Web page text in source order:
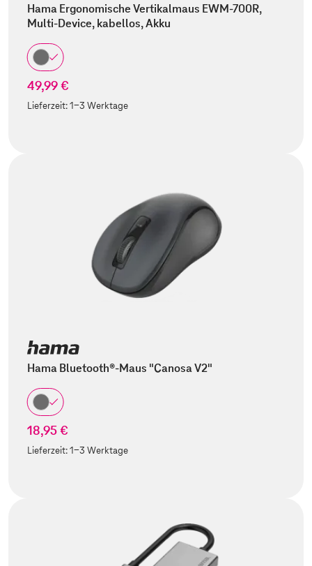
Hama Ergonomische Vertikalmaus EWM-700R,
Multi-Device, kabellos, Akku
49,99 €
Lieferzeit:1-3 Werktage
Hama Bluetooth®-Maus "Canosa V2"
18,95 €
Lieferzeit:1-3 Werktage